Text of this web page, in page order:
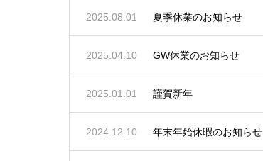
2025.08.01 夏季休業のお知らせ
2025.04.10 GW休業のお知らせ
2025.01.01 謹賀新年
2024.12.10 年末年始休暇のお知らせ